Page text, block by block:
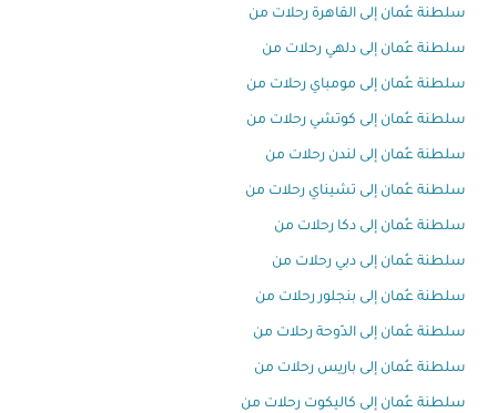
سلطنة عُمان إلى القاهرة رحلات من
سلطنة عُمان إلى دلهي رحلات من
سلطنة عُمان إلى مومباي رحلات من
سلطنة عُمان إلى كوتشي رحلات من
سلطنة عُمان إلى لندن رحلات من
سلطنة عُمان إلى تشيناي رحلات من
سلطنة عُمان إلى دكا رحلات من
سلطنة عُمان إلى دبي رحلات من
سلطنة عُمان إلى بنجلور رحلات من
سلطنة عُمان إلى الدّوحة رحلات من
سلطنة عُمان إلى باريس رحلات من
سلطنة عُمان إلى كاليكوت رحلات من